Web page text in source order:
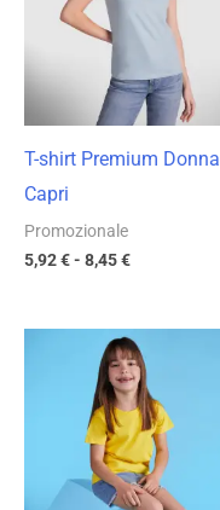
T-shirt Premium Donna
Capri
Promozionale
5,92€- 8,45€
8,45 €
Fascia
di
prezzo:
da
5,37 €
a
7,67 €